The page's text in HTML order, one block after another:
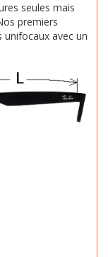
seules mais
premiers
avec un